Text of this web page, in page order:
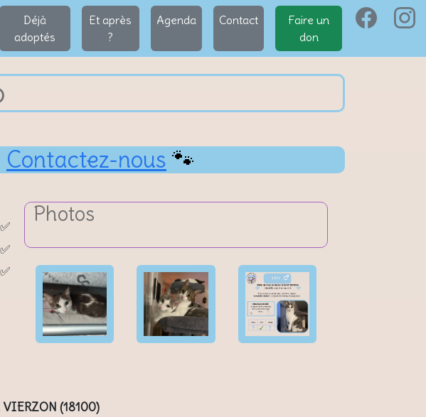
Déjà
adoptés
Et après
?
Agenda Contact
Faire un
don
Contactez-nous 🐾
Photos
VIERZON (18100)